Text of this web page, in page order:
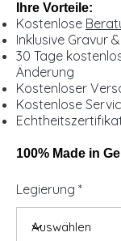
Ihre Vorteile:
Kostenlose
Inklusive Gravur
30 Tage
Änderung
Kostenloser
Kostenlose
100% Made in
Legierung